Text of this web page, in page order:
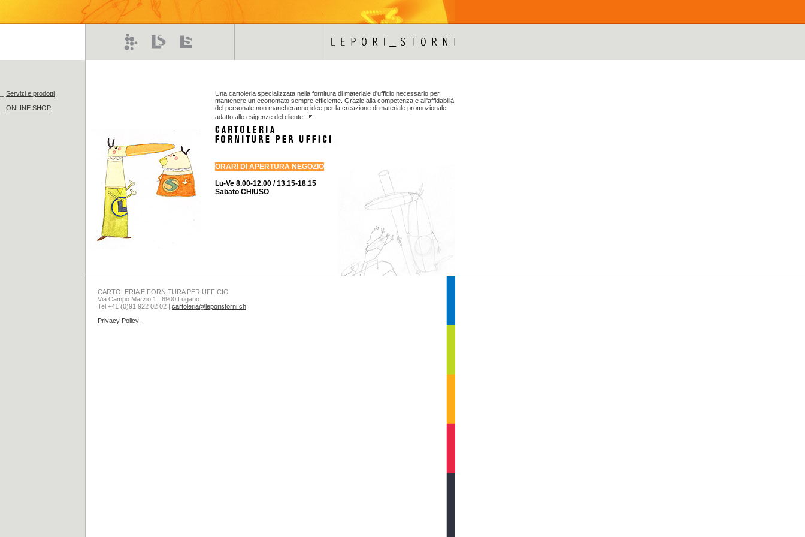
Servizi e prodotti
ONLINE SHOP
Una cartoleria specializzata nella fornitura di materiale d'ufficio necessario per
mantenere un economato sempre efficiente. Grazie alla competenza e all'affidabilià
del personale non mancheranno idee per la creazione di materiale promozionale
adatto alle esigenze del cliente.
ORARI DI APERTURA NEGOZIO
Lu-Ve 8.00-12.00 / 13.15-18.15
Sabato CHIUSO
CARTOLERIA E FORNITURA PER UFFICIO
Via Campo Marzio 1 | 6900 Lugano
Tel +41 (0)91 922 02 02 | cartoleria@leporistorni.ch
Privacy Policy